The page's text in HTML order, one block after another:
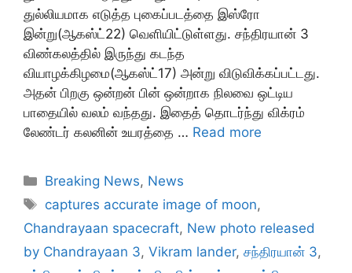
துல்லியமாக எடுத்த புகைப்படத்தை இஸ்ரோ
இன்று(ஆகஸ்ட்22) வெளியிட்டுள்ளது. சந்திரயான் 3
விண்கலத்தில் இருந்து கடந்த
வியாழக்கிழமை(ஆகஸ்ட்17) அன்று விடுவிக்கப்பட்டது.
அதன் பிறகு ஒன்றன் பின் ஒன்றாக நிலவை ஒட்டிய
பாதையில் வலம் வந்தது. இதைத் தொடர்ந்து விக்ரம்
லேண்டர் கலனின் உயரத்தை … Read more
Categories
Breaking News, News
Tags
captures accurate image of moon,
Chandrayaan spacecraft, New photo released
by Chandrayaan 3, Vikram lander, சந்திரயான் 3,